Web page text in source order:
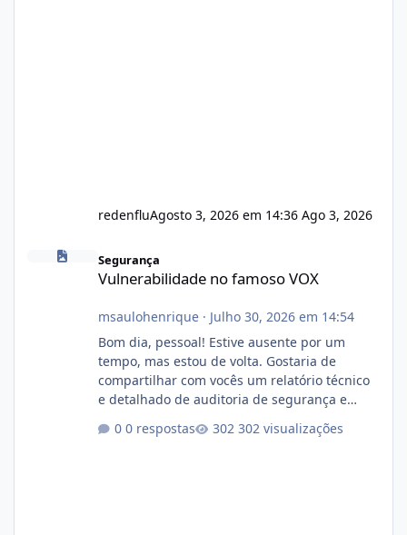
redenfluAgosto 3, 2026 em 14:36 Ago 3, 2026
Vulnerabilidade no famoso VOX
Segurança
Vulnerabilidade no famoso VOX
msaulohenrique· Julho 30, 2026 em 14:54
Bom dia, pessoal! Estive ausente por um
tempo, mas estou de volta. Gostaria de
compartilhar com vocês um relatório técnico
e detalhado de auditoria de segurança e
atualmente em circulação e comercialização
0 respostas 302 visualizações